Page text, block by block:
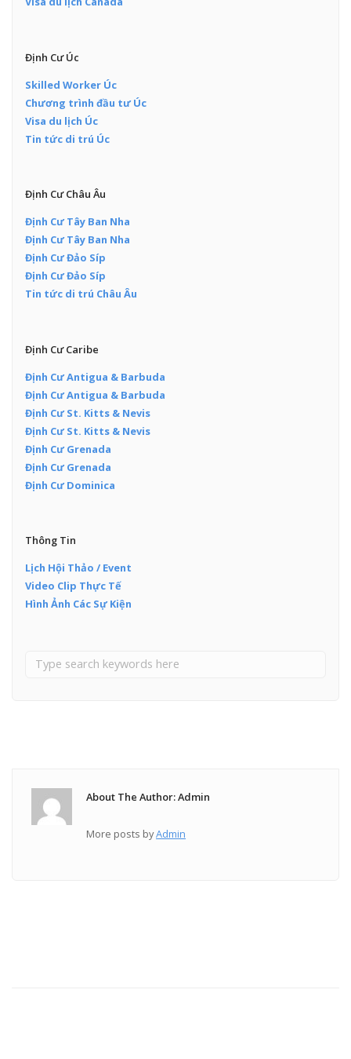
Định Cư Úc
Skilled Worker Úc
Chương trình đầu tư Úc
Visa du lịch Úc
Tin tức di trú Úc
Định Cư Châu Âu
Định Cư Tây Ban Nha
Định Cư Tây Ban Nha
Định Cư Đảo Síp
Định Cư Đảo Síp
Tin tức di trú Châu Âu
Định Cư Caribe
Định Cư Antigua & Barbuda
Định Cư Antigua & Barbuda
Định Cư St. Kitts & Nevis
Định Cư St. Kitts & Nevis
Định Cư Grenada
Định Cư Grenada
Định Cư Dominica
Thông Tin
Lịch Hội Thảo / Event
Video Clip Thực Tế
Hình Ảnh Các Sự Kiện
About The Author: Admin
More posts byAdmin